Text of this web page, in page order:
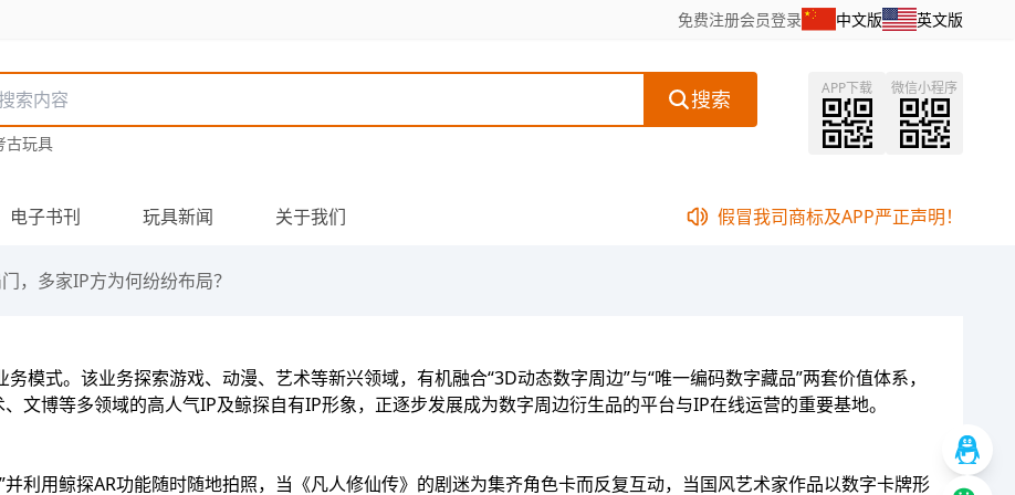
免费注册会员登录 中文版 英文版
搜索
古玩具
APP下载 微信小程序
电子书刊 玩具新闻 关于我们 假冒我司商标及APP严正声明！
，多家IP方为何纷纷布局？
模式。该业务探索游戏、动漫、艺术等新兴领域，有机融合“3D动态数字周边”与“唯一编码数字藏品”两套价值体系，
文博等多领域的高人气IP及鲸探自有IP形象，正逐步发展成为数字周边衍生品的平台与IP在线运营的重要基地。
利用鲸探AR功能随时随地拍照，当《凡人修仙传》的剧迷为集齐角色卡而反复互动，当国风艺术家作品以数字卡牌形